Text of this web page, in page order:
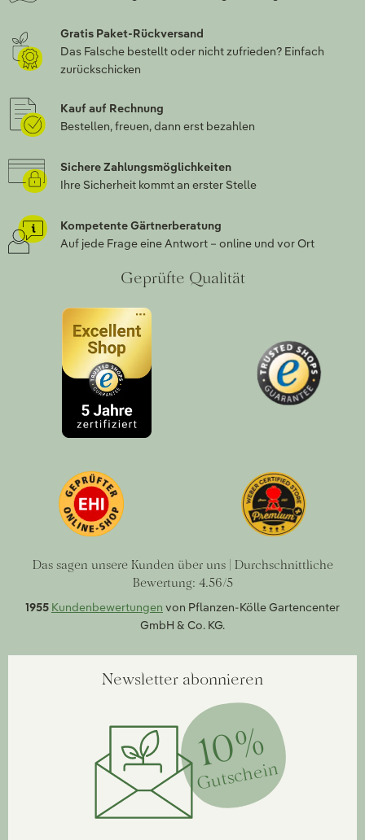
Gratis Paket-Rückversand
Das Falsche bestellt oder nicht zufrieden? Einfach
zurückschicken
Kauf auf Rechnung
Bestellen, freuen, dann erst bezahlen
Sichere Zahlungsmöglichkeiten
Ihre Sicherheit kommt an erster Stelle
Kompetente Gärtnerberatung
Auf jede Frage eine Antwort – online und vor Ort
Geprüfte Qualität
Das sagen unsere Kunden über uns | Durchschnittliche
Bewertung: 4.56/5
1955 Kundenbewertungen von Pflanzen-Kölle Gartencenter
GmbH & Co. KG.
Newsletter abonnieren
10%
Gutschein